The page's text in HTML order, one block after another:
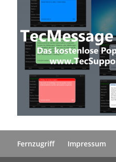
Fernzugriff Impressum